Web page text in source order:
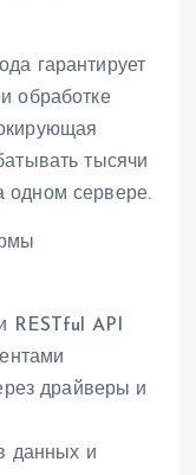
гарантирует
обработке
тысячи
одном сервере.
RESTful API
драйверы и
данных и